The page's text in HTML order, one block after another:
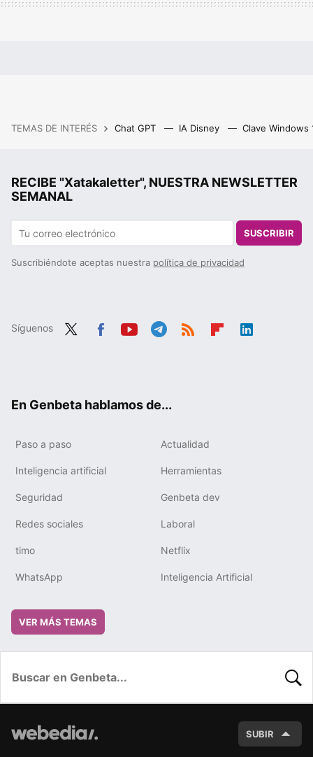
TEMAS DE INTERÉS Chat GPT IA Disney Clave Windows
RECIBE "Xatakaletter", NUESTRA NEWSLETTER
SEMANAL
SUSCRIBIR
Suscribiéndote aceptas nuestra política de privacidad
Síguenos
En Genbeta hablamos de...
Paso a paso Actualidad
Inteligencia artificial Herramientas
Seguridad Genbeta dev
Redes sociales Laboral
timo Netflix
WhatsApp Inteligencia Artificial
VER MÁS TEMAS
SUBIR